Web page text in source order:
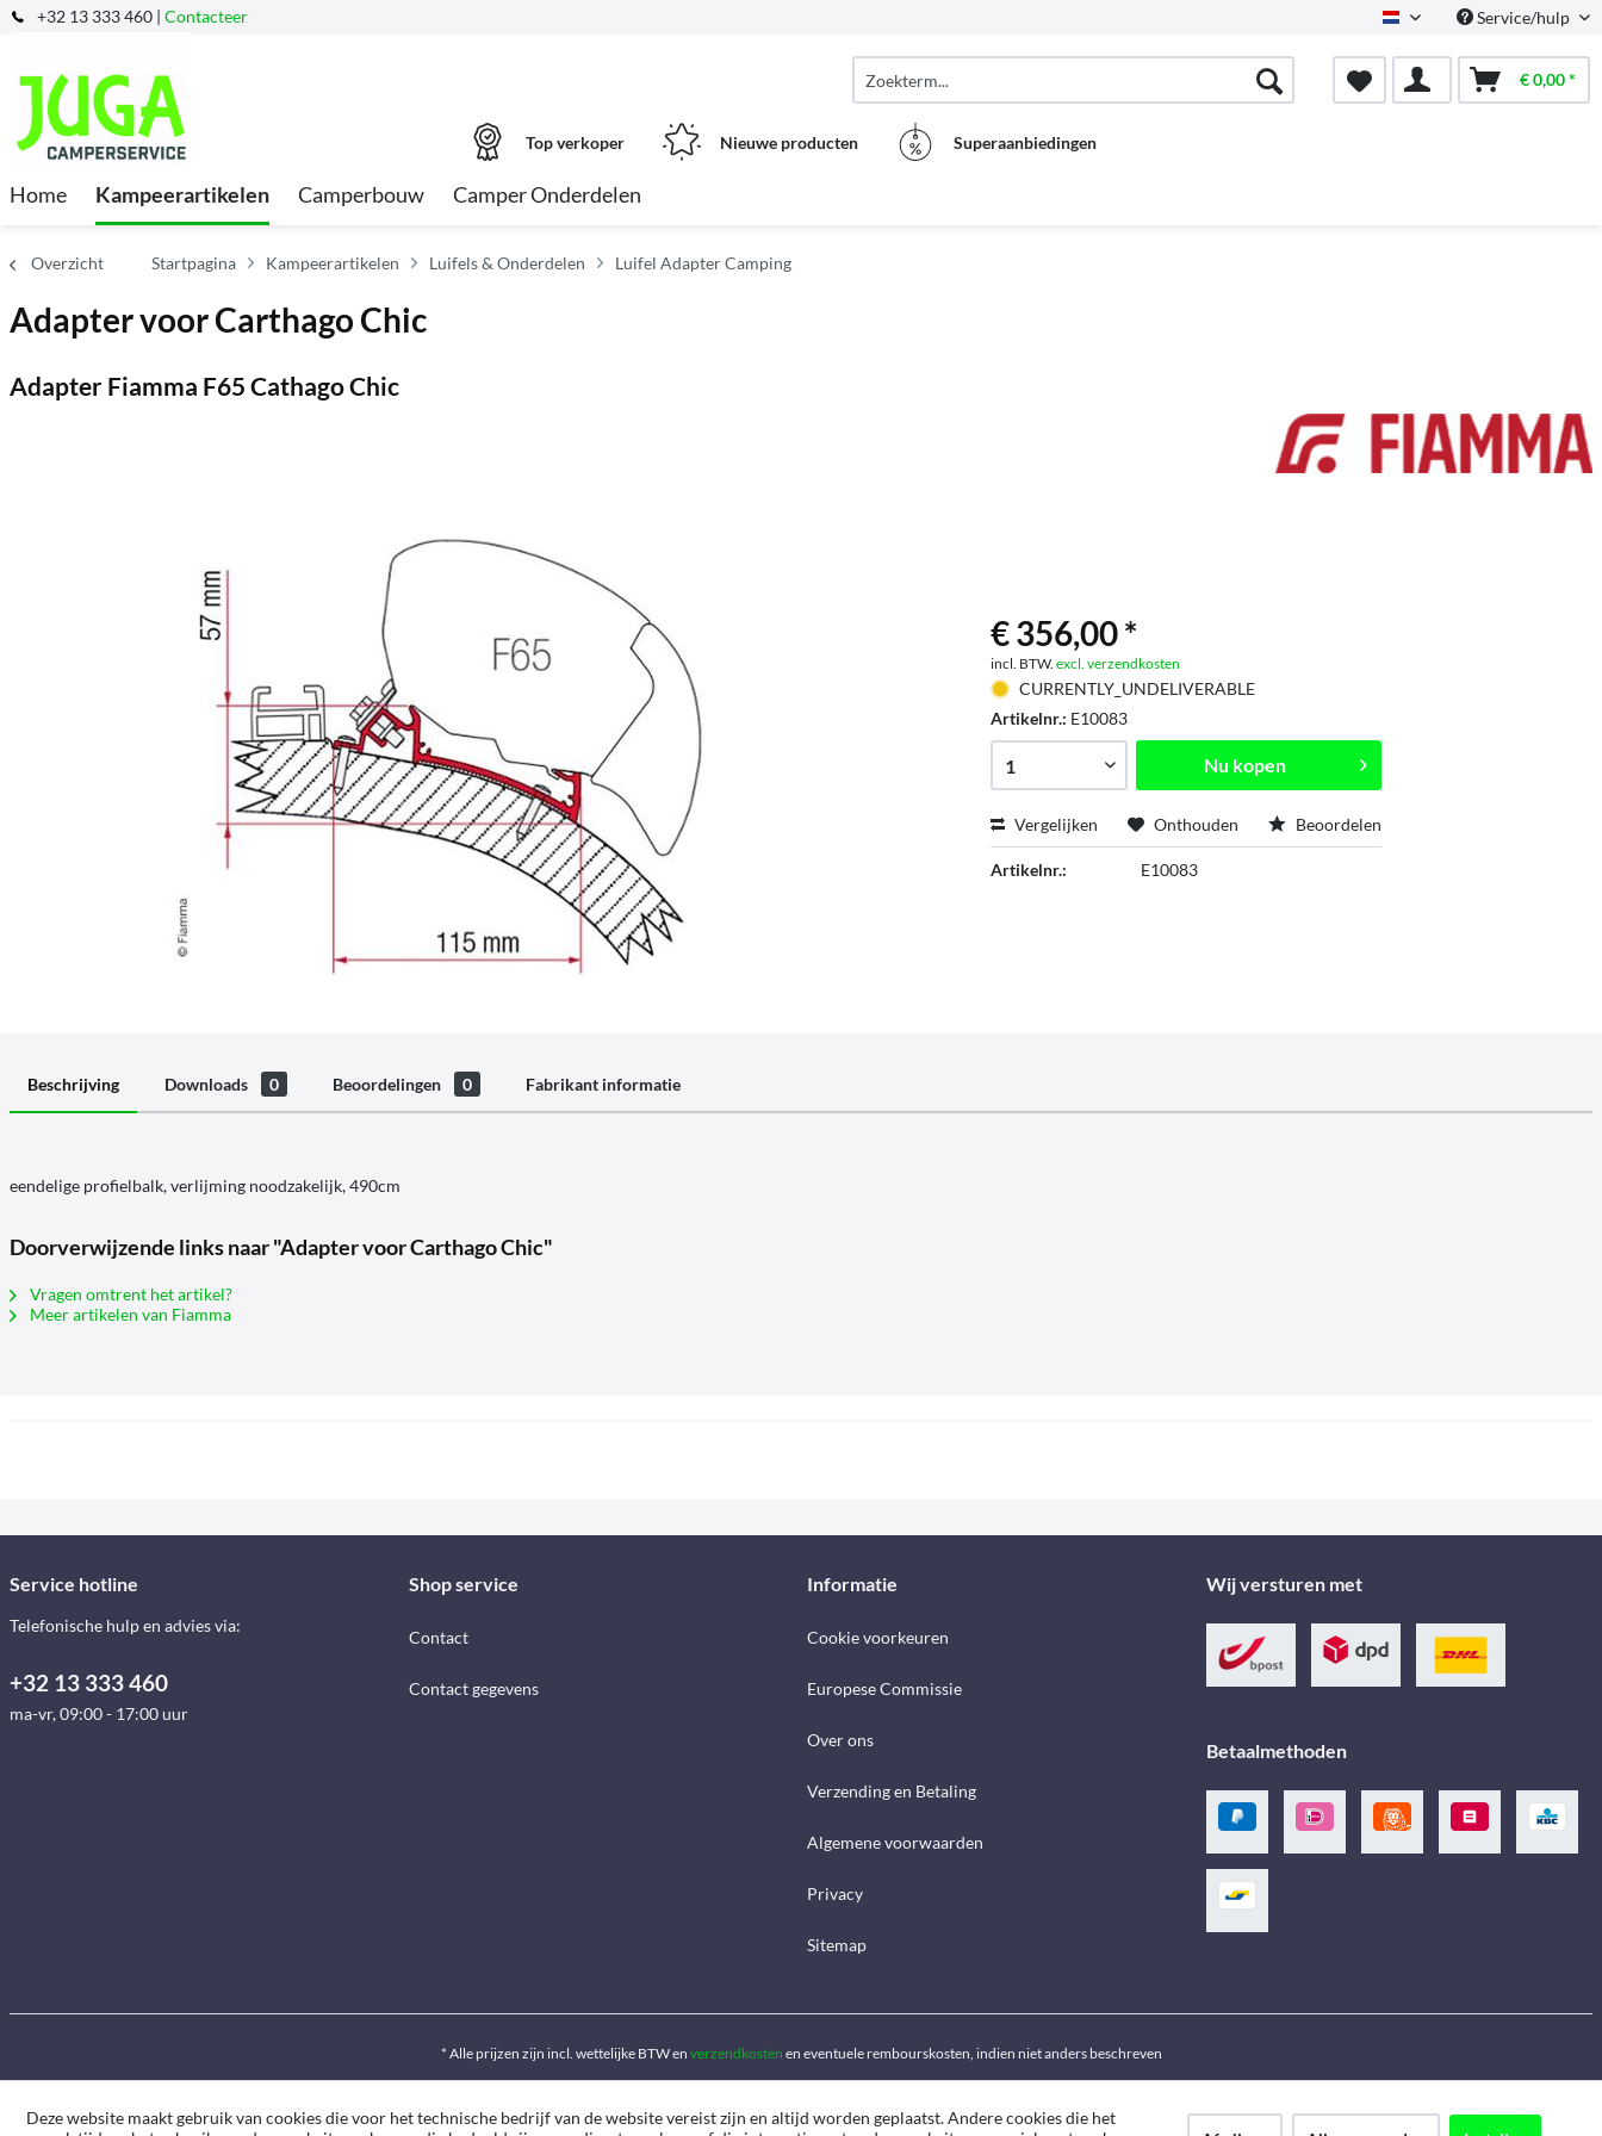
+32 13 333 460 | Contacteer Dutch Service/hulp
€ 0,00 *
Top verkoper Nieuwe producten Superaanbiedingen
Home Kampeerartikelen Camperbouw Camper Onderdelen
Overzicht Startpagina Kampeerartikelen Luifels & Onderdelen Luifel Adapter Camping
Adapter voor Carthago Chic
Adapter Fiamma F65 Cathago Chic
€ 356,00 *
incl. BTW.excl. verzendkosten
CURRENTLY_UNDELIVERABLE
Artikelnr.: E10083
Nu kopen
Vergelijken Onthouden Beoordelen
Artikelnr.: E10083
Beschrijving Downloads 0 Beoordelingen 0 Fabrikant informatie
eendelige profielbalk, verlijming noodzakelijk, 490cm
Doorverwijzende links naar "Adapter voor Carthago Chic"
Vragen omtrent het artikel?
Meer artikelen van Fiamma
Service hotline
Telefonische hulp en advies via:
+32 13 333 460
ma-vr, 09:00 - 17:00 uur
Shop service
Contact
Contact gegevens
Informatie
Cookie voorkeuren
Europese Commissie
Over ons
Verzending en Betaling
Algemene voorwaarden
Privacy
Sitemap
Wij versturen met
Betaalmethoden
* Alle prijzen zijn incl. wettelijke BTW en verzendkosten en eventuele rembourskosten, indien niet anders beschreven
Deze website maakt gebruik van cookies die voor het technische bedrijf van de website vereist zijn en altijd worden geplaatst. Andere cookies die het